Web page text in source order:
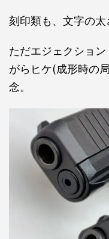
刻印類も、文字の太
ただエジェクショ
がらヒケ(成形時の
念。